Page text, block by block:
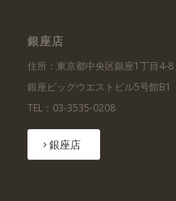
銀座店
住所：東京都中央区銀座1丁目4-8
銀座ビッグウエストビル5号館B1
TEL：03-3535-0208
銀座店